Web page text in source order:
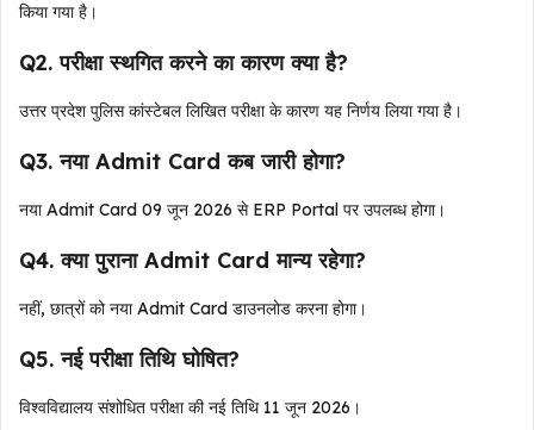
किया गया है।
Q2. परीक्षा स्थगित करने का कारण क्या है?
उत्तर प्रदेश पुलिस कांस्टेबल लिखित परीक्षा के कारण यह निर्णय लिया गया है।
Q3. नया Admit Card कब जारी होगा?
नया Admit Card 09 जून 2026 से ERP Portal पर उपलब्ध होगा।
Q4. क्या पुराना Admit Card मान्य रहेगा?
नहीं, छात्रों को नया Admit Card डाउनलोड करना होगा।
Q5. नई परीक्षा तिथि घोषित?
विश्वविद्यालय संशोधित परीक्षा की नई तिथि 11 जून 2026।